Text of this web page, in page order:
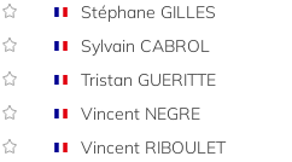
Stéphane GILLES
Sylvain CABROL
Tristan GUERITTE
Vincent NEGRE
Vincent RIBOULET